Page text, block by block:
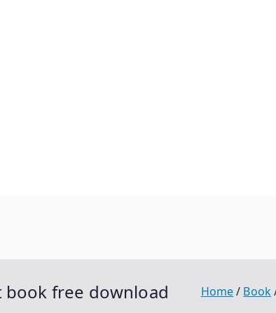
book free download Home Book